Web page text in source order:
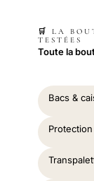
🛒 LA
TESTÉES
Toute la
Bacs &